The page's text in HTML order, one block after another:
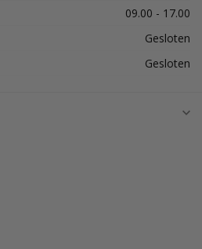
09.00 - 17.00
Gesloten
Gesloten